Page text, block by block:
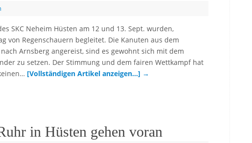
SKC Neheim Hüsten am 12 und 13. Sept. wurden,
von Regenschauern begleitet. Die Kanuten aus dem
Arnsberg angereist, sind es gewohnt sich mit dem
zu setzen. Der Stimmung und dem fairen Wettkampf hat
[Vollständigen Artikel anzeigen…] →
in Hüsten gehen voran